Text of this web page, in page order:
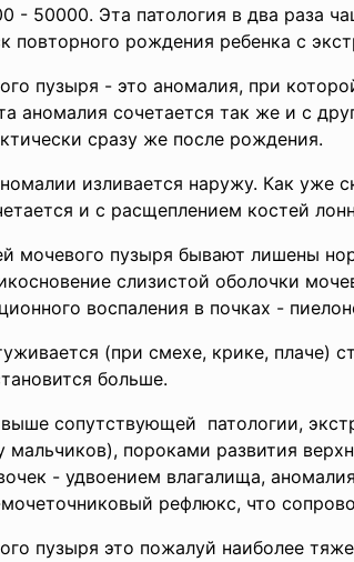
- 50000. Эта патология в два раза
повторного рождения ребенка с
пузыря - это аномалия, при
аномалия сочетается так же и с
сразу же после рождения.
изливается наружу. Как
и с расщеплением костей
мочевого пузыря бывают лишены
слизистой оболочки
воспаления в почках -
(при смехе, крике, плаче)
больше.
сопутствующей патологии,
мальчиков), пороками развития
- удвоением влагалища,
рефлюкс, что
пузыря это пожалуй наиболее